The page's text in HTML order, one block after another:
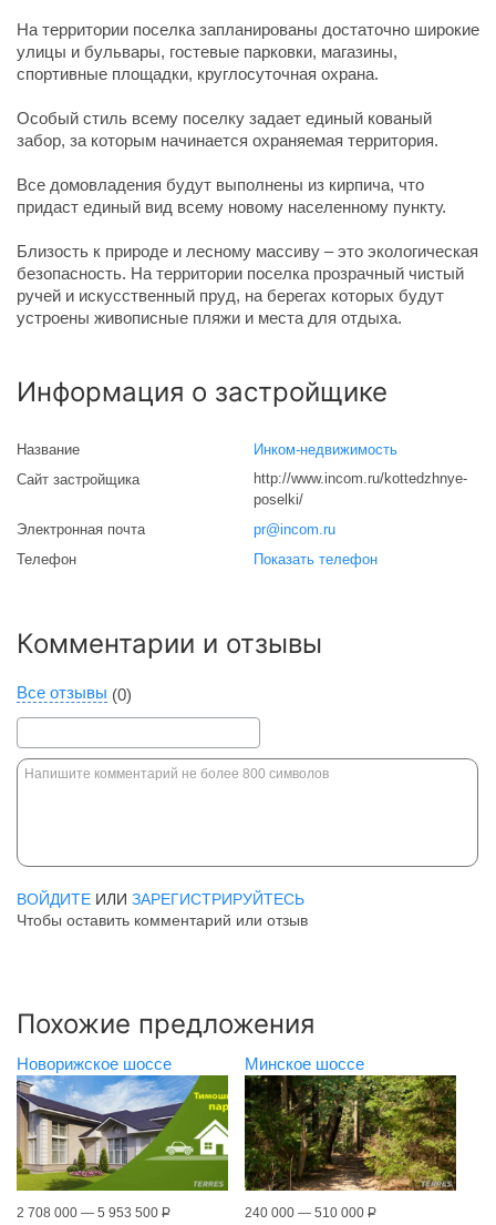
На территории поселка запланированы достаточно широкие
улицы и бульвары, гостевые парковки, магазины,
спортивные площадки, круглосуточная охрана.
Особый стиль всему поселку задает единый кованый
забор, за которым начинается охраняемая территория.
Все домовладения будут выполнены из кирпича, что
придаст единый вид всему новому населенному пункту.
Близость к природе и лесному массиву – это экологическая
безопасность. На территории поселка прозрачный чистый
ручей и искусственный пруд, на берегах которых будут
устроены живописные пляжи и места для отдыха.
Информация о застройщике
Название
Инком-недвижимость
Сайт застройщика
http://www.incom.ru/kottedzhnye-
poselki/
Электронная почта
pr@incom.ru
Телефон
Показать телефон
Комментарии и отзывы
Все отзывы (0)
ВОЙДИТЕ ИЛИ ЗАРЕГИСТРИРУЙТЕСЬ
Чтобы оставить комментарий или отзыв
Похожие предложения
Новорижское шоссе
2 708 000 — 5 953 500 Р
Минское шоссе
240 000 — 510 000 Р